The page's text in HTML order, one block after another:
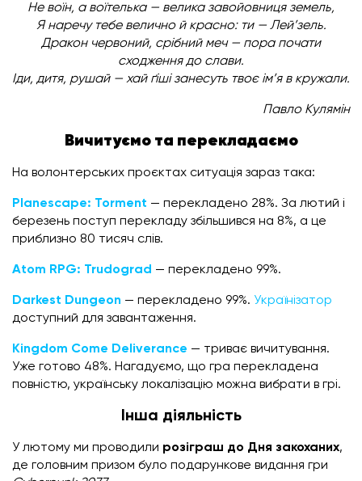
Не воїн, а воїтелька — велика завойовниця земель,
Я наречу тебе велично й красно: ти — Лей’зель.
Дракон червоний, срібний меч — пора почати
сходження до слави.
Іди, дитя, рушай — хай ґіші занесуть твоє ім’я в кружали.
Павло Кулямін
Вичитуємо та перекладаємо
На волонтерських проєктах ситуація зараз така:
Planescape: Torment — перекладено 28%. За лютий і
березень поступ перекладу збільшився на 8%, а це
приблизно 80 тисяч слів.
Atom RPG: Trudograd — перекладено 99%.
Darkest Dungeon — перекладено 99%. Українізатор
доступний для завантаження.
Kingdom Come Deliverance — триває вичитування.
Уже готово 48%. Нагадуємо, що гра перекладена
повністю, українську локалізацію можна вибрати в грі.
Інша діяльність
У лютому ми проводили розіграш до Дня закоханих,
де головним призом було подарункове видання гри